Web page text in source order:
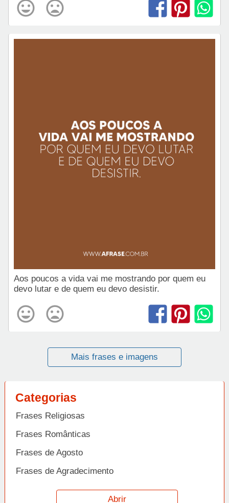
Aos poucos a vida vai me mostrando por quem eu
devo lutar e de quem eu devo desistir.
Mais frases e imagens
Categorias
Frases Religiosas
Frases Românticas
Frases de Agosto
Frases de Agradecimento
Frases de Amizade
Abrir